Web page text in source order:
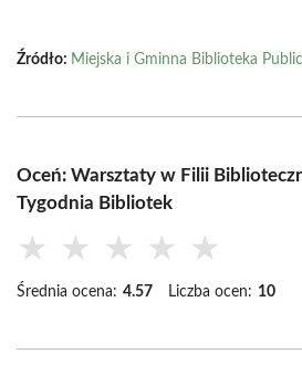
Źródło: Miejska i Gminna Biblioteka
Oceń: Warsztaty w Filii
Tygodnia Bibliotek
★ ★ ★ ★ ★
Średnia ocena: 4.57 Liczba ocen: 10